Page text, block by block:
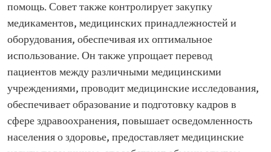
помощь. Совет также контролирует закупку
медикаментов, медицинских принадлежностей и
оборудования, обеспечивая их оптимальное
использование. Он также упрощает перевод
пациентов между различными медицинскими
учреждениями, проводит медицинские исследования,
обеспечивает образование и подготовку кадров в
сфере здравоохранения, повышает осведомленность
населения о здоровье, предоставляет медицинские